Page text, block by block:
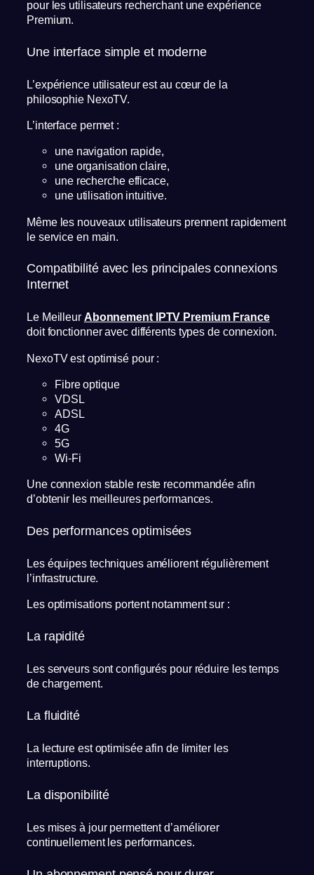
pour les utilisateurs recherchant une expérience
Premium.
Une interface simple et moderne
L’expérience utilisateur est au cœur de la
philosophie NexoTV.
L’interface permet :
une navigation rapide,
une organisation claire,
une recherche efficace,
une utilisation intuitive.
Même les nouveaux utilisateurs prennent rapidement
le service en main.
Compatibilité avec les principales connexions
Internet
Le Meilleur Abonnement IPTV Premium France
doit fonctionner avec différents types de connexion.
NexoTV est optimisé pour :
Fibre optique
VDSL
ADSL
4G
5G
Wi-Fi
Une connexion stable reste recommandée afin
d’obtenir les meilleures performances.
Des performances optimisées
Les équipes techniques améliorent régulièrement
l’infrastructure.
Les optimisations portent notamment sur :
La rapidité
Les serveurs sont configurés pour réduire les temps
de chargement.
La fluidité
La lecture est optimisée afin de limiter les
interruptions.
La disponibilité
Les mises à jour permettent d’améliorer
continuellement les performances.